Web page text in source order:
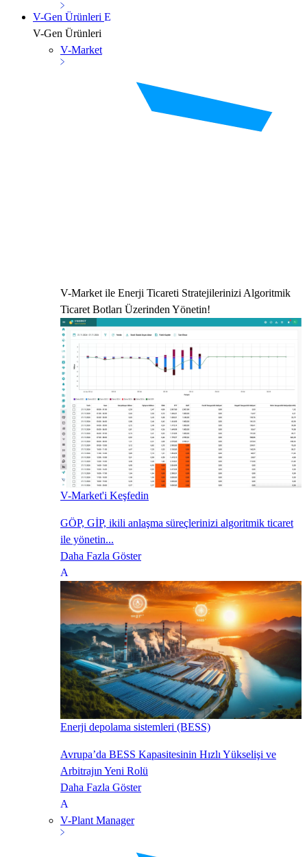
V-Gen Ürünleri
V-Gen Ürünleri
V-Market
V-Market ile Enerji Ticareti Stratejilerinizi Algoritmik
Ticaret Botları Üzerinden Yönetin!
V-Market'i Keşfedin
GÖP, GİP, ikili anlaşma süreçlerinizi algoritmik ticaret
ile yönetin...
Daha Fazla Göster
Enerji depolama sistemleri (BESS)
Avrupa’da BESS Kapasitesinin Hızlı Yükselişi ve
Arbitrajın Yeni Rolü
Daha Fazla Göster
V-Plant Manager